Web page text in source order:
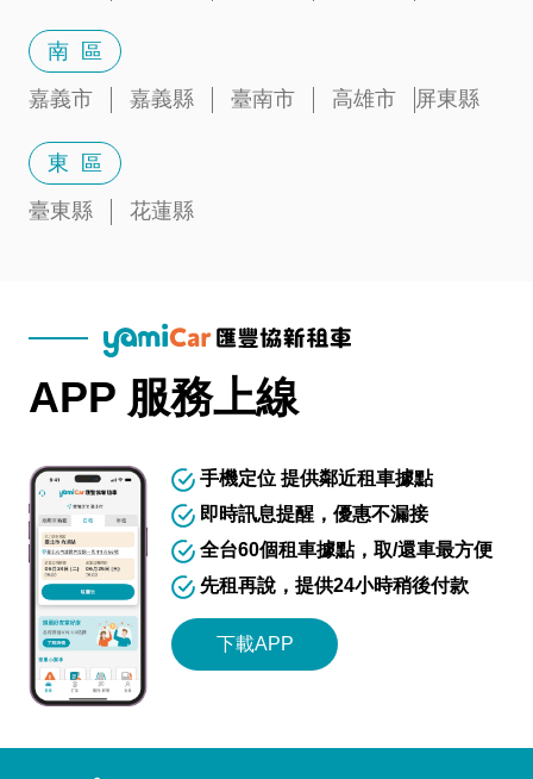
南 區
嘉義市
嘉義縣 臺南市 高雄市 屏東縣
東 區
臺東縣
花蓮縣
APP 服務上線
手機定位 提供鄰近租車據點
即時訊息提醒，優惠不漏接
全台60個租車據點，取/還車最方便
先租再說，提供24小時稍後付款
下載APP